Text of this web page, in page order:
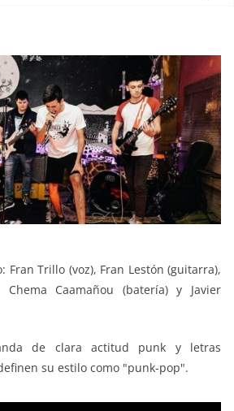
Fran Trillo (voz), Fran Lestón (guitarra),
Chema Caamañou (batería) y Javier
de clara actitud punk y letras
su estilo como "punk-pop".